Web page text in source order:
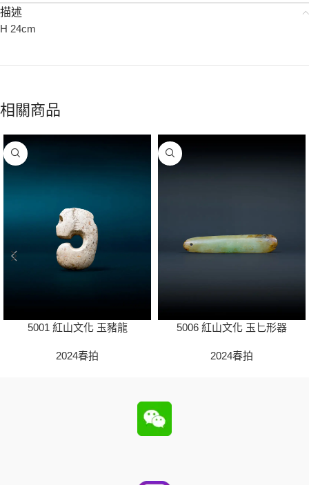
描述
H 24cm
相關商品
5001 紅山文化 玉豬龍
2024春拍
5006 紅山文化 玉匕形器
2024春拍